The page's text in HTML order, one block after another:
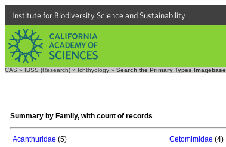
Institute for Biodiversity Science and Sustainability
CAS » IBSS (Research) » Ichthyology » Search the Primary Types Imagebase
Summary by Family, with count of records
Acanthuridae (5) Cetomimidae (4)